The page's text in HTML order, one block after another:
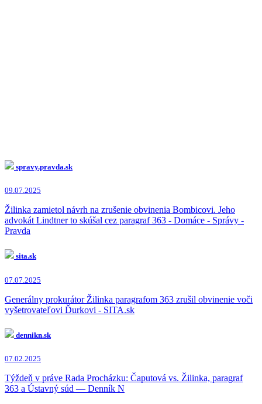
spravy.pravda.sk
09.07.2025
Žilinka zamietol návrh na zrušenie obvinenia Bombicovi. Jeho
advokát Lindtner to skúšal cez paragraf 363 - Domáce - Správy -
Pravda
sita.sk
07.07.2025
Generálny prokurátor Žilinka paragrafom 363 zrušil obvinenie voči
vyšetrovateľovi Ďurkovi - SITA.sk
dennikn.sk
07.02.2025
Týždeň v práve Rada Procházku: Čaputová vs. Žilinka, paragraf
363 a Ústavný súd — Denník N